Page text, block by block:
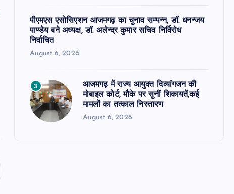
पीएमएस एसोसिएशन आजमगढ़ का चुनाव सम्पन्न, डॉ. धनन्जय
पाण्डेय बने अध्यक्ष, डॉ. अलेन्द्र कुमार सचिव निर्विरोध
निर्वाचित
August 6, 2026
3
आजमगढ़ में राज्य आयुक्त दिव्यांगजन की
मोबाइल कोर्ट, मौके पर सुनीं शिकायतें,कई
मामलों का तत्काल निस्तारण
August 6, 2026